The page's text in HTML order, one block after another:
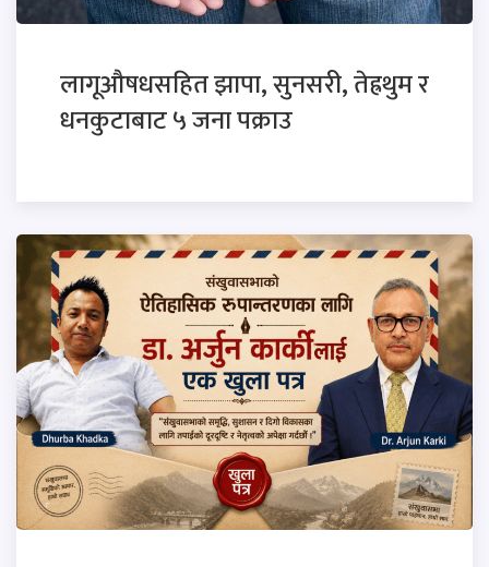
लागूऔषधसहित झापा, सुनसरी, तेह्रथुम र
धनकुटाबाट ५ जना पक्राउ